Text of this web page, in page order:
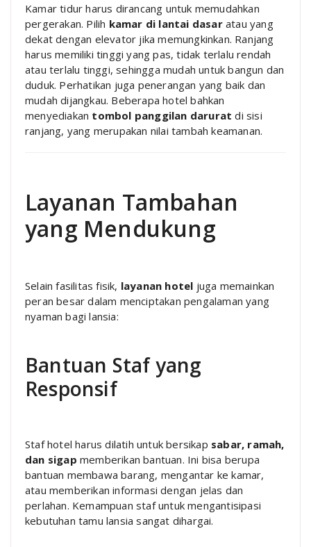
Kamar tidur harus dirancang untuk memudahkan
pergerakan. Pilih kamar di lantai dasaratau yang
dekat dengan elevator jika memungkinkan. Ranjang
harus memiliki tinggi yang pas, tidak terlalu rendah
atau terlalu tinggi, sehingga mudah untuk bangun dan
duduk. Perhatikan juga penerangan yang baik dan
mudah dijangkau. Beberapa hotel bahkan
menyediakan tombol panggilan darurat di sisi
ranjang, yang merupakan nilai tambah keamanan.
Layanan Tambahan
yang Mendukung
Selain fasilitas fisik, layanan hotel juga memainkan
peran besar dalam menciptakan pengalaman yang
nyaman bagi lansia:
Bantuan Staf yang
Responsif
Staf hotel harus dilatih untuk bersikap sabar, ramah,
dan sigap memberikan bantuan. Ini bisa berupa
bantuan membawa barang, mengantar ke kamar,
atau memberikan informasi dengan jelas dan
perlahan. Kemampuan staf untuk mengantisipasi
kebutuhan tamu lansia sangat dihargai.